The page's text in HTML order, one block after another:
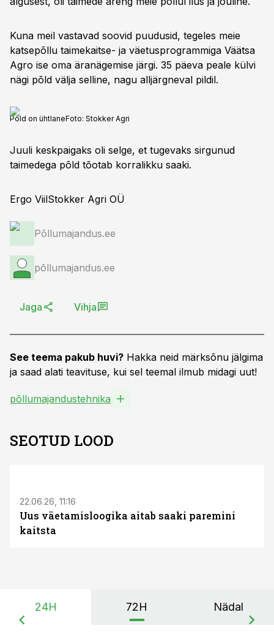
Kuna meil vastavad soovid puudusid, tegeles meie
katsepõllu taimekaitse- ja väetusprogrammiga Väätsa
Agro ise oma äranägemise järgi. 35 päeva peale külvi
nägi põld välja selline, nagu alljärgneval pildil.
Põld on ühtlaneFoto: Stokker Agri
Juuli keskpaigaks oli selge, et tugevaks sirgunud
taimedega põld tõotab korralikku saaki.
Ergo ViilStokker Agri OÜ
Põllumajandus.ee
põllumajandus.ee
Jaga Vihja
See teema pakub huvi? Hakka neid märksõnu jälgima
ja saad alati teavituse, kui sel teemal ilmub midagi uut!
põllumajandustehnika
SEOTUD LOOD
22.06.26, 11:16
Uus väetamisloogika aitab saaki paremini
kaitsta
24H 72H Nädal